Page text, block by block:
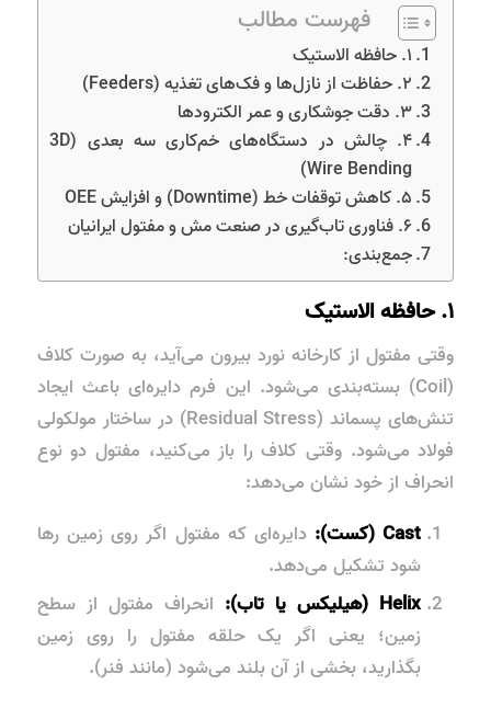
فهرست مطالب
۱. حافظه الاستیک
۲. حفاظت از نازل‌ها و فک‌های تغذیه (Feeders)
۳. دقت جوشکاری و عمر الکترودها
۴. چالش در دستگاه‌های خم‌کاری سه بعدی (3D
Wire Bending)
۵. کاهش توقفات خط (Downtime) و افزایش OEE
۶. فناوری تاب‌گیری در صنعت مش و مفتول ایرانیان
جمع‌بندی:
۱. حافظه الاستیک
وقتی مفتول از کارخانه نورد بیرون می‌آید، به صورت کلاف
(Coil) بسته‌بندی می‌شود. این فرم دایره‌ای باعث ایجاد
تنش‌های پسماند (Residual Stress) در ساختار مولکولی
فولاد می‌شود. وقتی کلاف را باز می‌کنید، مفتول دو نوع
انحراف از خود نشان می‌دهد:
Cast (کست):
دایره‌ای که مفتول اگر روی زمین رها
شود تشکیل می‌دهد.
Helix (هیلیکس یا تاب):
انحراف مفتول از سطح
زمین؛ یعنی اگر یک حلقه مفتول را روی زمین
بگذارید، بخشی از آن بلند می‌شود (مانند فنر).